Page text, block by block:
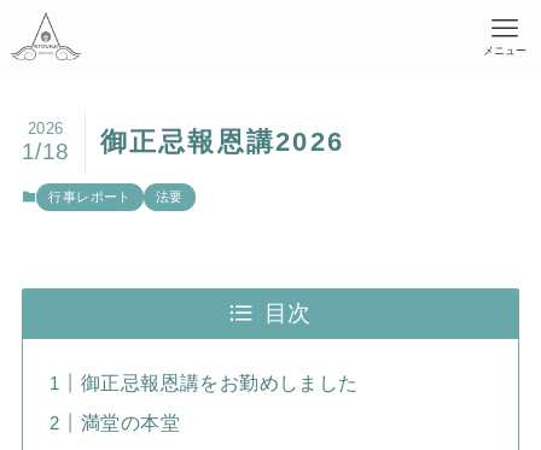
メニュー
御正忌報恩講2026
2026
1/18
行事レポート 法要
目次
御正忌報恩講をお勤めしました
満堂の本堂